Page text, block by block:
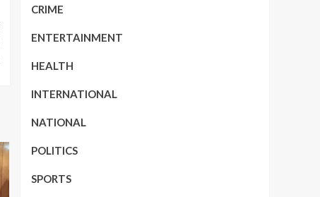
CRIME
ENTERTAINMENT
HEALTH
INTERNATIONAL
NATIONAL
POLITICS
SPORTS